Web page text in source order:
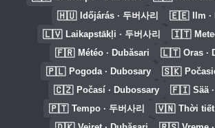
🇭🇺 Időjárás · 두버사리 🇪🇪 Ilm
🇱🇻 Laikapstākļi · 두버사리 🇮🇹
🇫🇷 Météo · Dubăsari 🇱🇹 Oras ·
🇵🇱 Pogoda · Dubosary 🇸🇰
🇨🇿 Počasí · Dubossary 🇫🇮 Sää
🇵🇹 Tempo · 두버사리 🇻🇳 Thời tiết